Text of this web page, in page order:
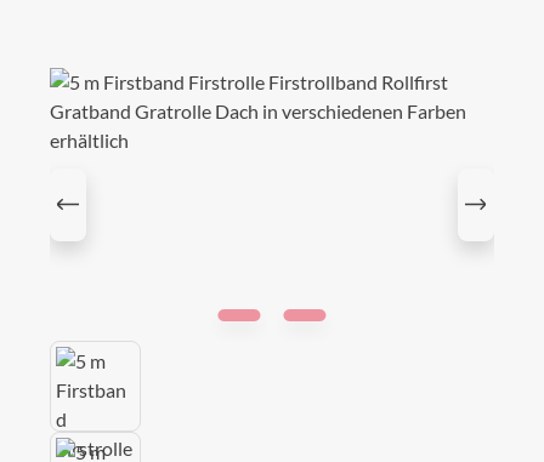
Bildergalerie überspringen